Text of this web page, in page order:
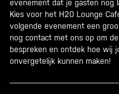
evenement dat je gasten nog
Kies voor het H20 Lounge
volgende evenement een
nog contact met ons op om
bespreken en ontdek hoe wij
onvergetelijk kunnen maken!